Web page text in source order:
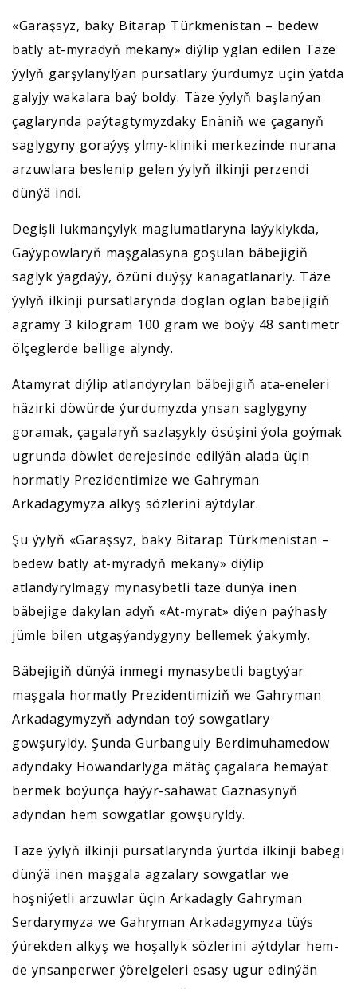
«Garaşsyz, baky Bitarap Türkmenistan – bedew
batly at-myradyň mekany» diýlip yglan edilen Täze
ýylyň garşylanylýan pursatlary ýurdumyz üçin ýatda
galyjy wakalara baý boldy. Täze ýylyň başlanýan
çaglarynda paýtagtymyzdaky Enäniň we çaganyň
saglygyny goraýyş ylmy-kliniki merkezinde nurana
arzuwlara beslenip gelen ýylyň ilkinji perzendi
dünýä indi.
Degişli lukmançylyk maglumatlaryna laýyklykda,
Gaýypowlaryň maşgalasyna goşulan bäbejigiň
saglyk ýagdaýy, özüni duýşy kanagatlanarly. Täze
ýylyň ilkinji pursatlarynda doglan oglan bäbejigiň
agramy 3 kilogram 100 gram we boýy 48 santimetr
ölçeglerde bellige alyndy.
Atamyrat diýlip atlandyrylan bäbejigiň ata-eneleri
häzirki döwürde ýurdumyzda ynsan saglygyny
goramak, çagalaryň sazlaşykly ösüşini ýola goýmak
ugrunda döwlet derejesinde edilýän alada üçin
hormatly Prezidentimize we Gahryman
Arkadagymyza alkyş sözlerini aýtdylar.
Şu ýylyň «Garaşsyz, baky Bitarap Türkmenistan –
bedew batly at-myradyň mekany» diýlip
atlandyrylmagy mynasybetli täze dünýä inen
bäbejige dakylan adyň «At-myrat» diýen paýhasly
jümle bilen utgaşýandygyny bellemek ýakymly.
Bäbejigiň dünýä inmegi mynasybetli bagtyýar
maşgala hormatly Prezidentimiziň we Gahryman
Arkadagymyzyň adyndan toý sowgatlary
gowşuryldy. Şunda Gurbanguly Berdimuhamedow
adyndaky Howandarlyga mätäç çagalara hemaýat
bermek boýunça haýyr-sahawat Gaznasynyň
adyndan hem sowgatlar gowşuryldy.
Täze ýylyň ilkinji pursatlarynda ýurtda ilkinji bäbegi
dünýä inen maşgala agzalary sowgatlar we
hoşniýetli arzuwlar üçin Arkadagly Gahryman
Serdarymyza we Gahryman Arkadagymyza tüýs
ýürekden alkyş we hoşallyk sözlerini aýtdylar hem-
de ynsanperwer ýörelgeleri esasy ugur edinýän